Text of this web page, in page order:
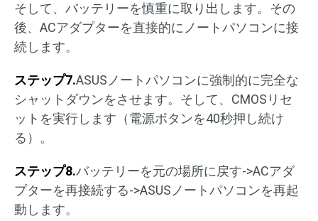
そして、バッテリーを慎重に取り出します。その
後、ACアダプターを直接的にノートパソコンに接
続します。
ステップ7.ASUSノートパソコンに強制的に完全な
シャットダウンをさせます。そして、CMOSリセ
ットを実行します（電源ボタンを40秒押し続け
る）。
ステップ8.バッテリーを元の場所に戻す->ACアダ
プターを再接続する->ASUSノートパソコンを再起
動します。